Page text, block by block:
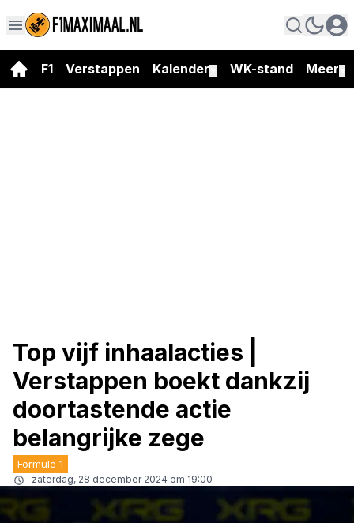
F1 Verstappen Kalender WK-stand Meer
Top vijf inhaalacties |
Verstappen boekt dankzij
doortastende actie
belangrijke zege
Formule 1
zaterdag, 28 december 2024 om 19:00